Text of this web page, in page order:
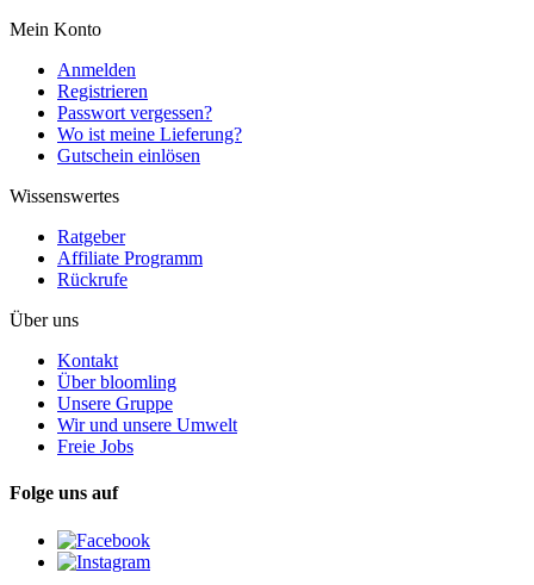
Mein Konto
Anmelden
Registrieren
Passwort vergessen?
Wo ist meine Lieferung?
Gutschein einlösen
Wissenswertes
Ratgeber
Affiliate Programm
Rückrufe
Über uns
Kontakt
Über bloomling
Unsere Gruppe
Wir und unsere Umwelt
Freie Jobs
Folge uns auf